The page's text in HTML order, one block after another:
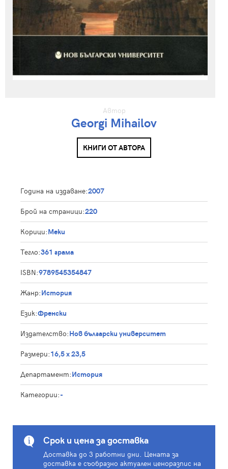
Автор
Georgi Mihailov
КНИГИ ОТ АВТОРА
Година на издаване:2007
Брой на страници:220
Корици:Меки
Тегло:361 грама
ISBN:9789545354847
Жанр:История
Език:Френски
Издателство:Нов български университет
Размери:16,5 х 23,5
Департамент:История
Категории:-
Срок и цена за доставка
Доставка до 3 работни дни. Цената за
доставка е съобразно актуален ценоразпис на